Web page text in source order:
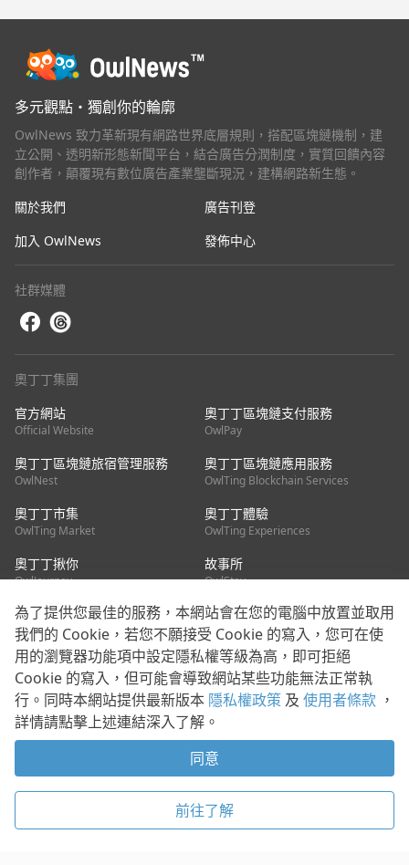
多元觀點・獨創你的輪廓
OwlNews 致力革新現有網路世界底層規則，搭配區塊鏈機制，建
立公開、透明新形態新聞平台，結合廣告分潤制度，實質回饋內容
創作者，顛覆現有數位廣告產業壟斷現況，建構網路新生態。
關於我們
廣告刊登
加入 OwlNews
發佈中心
社群媒體
奧丁丁集團
官方網站
Official Website
奧丁丁區塊鏈支付服務
OwlPay
奧丁丁區塊鏈旅宿管理服務
OwlNest
奧丁丁區塊鏈應用服務
OwlTing Blockchain Services
奧丁丁市集
OwlTing Market
奧丁丁體驗
OwlTing Experiences
奧丁丁揪你
OwlJourney
故事所
OwlStay
聯絡我們
客服信箱：mediapartner@owlting.com
服務信箱 / 廣告洽詢：info_owlnews@owlting.com
媒體合作 / 新聞稿提供：mediapartner@owlting.com
使用者條款 隱私權政策 Cookie 政策
為了提供您最佳的服務，本網站會在您的電腦中放置並取用
我們的 Cookie，若您不願接受 Cookie 的寫入，您可在使
用的瀏覽器功能項中設定隱私權等級為高，即可拒絕
Cookie 的寫入，但可能會導致網站某些功能無法正常執
行。同時本網站提供最新版本 隱私權政策 及 使用者條款 ，
詳情請點擊上述連結深入了解。
同意
前往了解